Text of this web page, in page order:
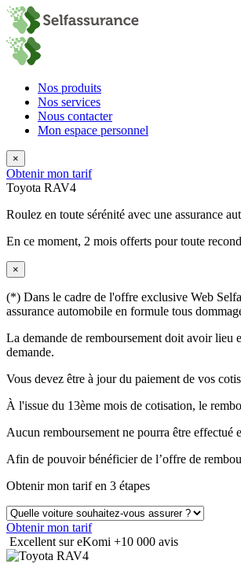
Nos produits
Nos services
Nous contacter
Mon espace personnel
×
Obtenir mon tarif
Toyota RAV4
Roulez en toute sérénité avec une assurance
En ce moment, 2 mois offerts pour toute
×
(*) Dans le cadre de l'offre exclusive Web
assurance automobile en formule tous
La demande de remboursement doit avoir lieu
demande.
Vous devez être à jour du paiement de vos
À l'issue du 13ème mois de cotisation, le
Aucun remboursement ne pourra être effectué
Afin de pouvoir bénéficier de l’offre de
Obtenir mon tarif en 3 étapes
Obtenir mon tarif
Excellent sur eKomi +10 000 avis